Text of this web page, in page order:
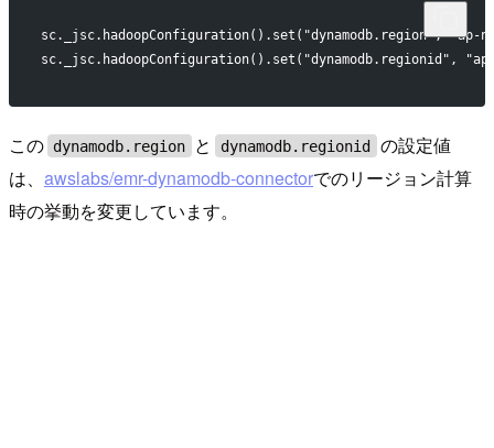
sc._jsc.hadoopConfiguration().set("dynamodb.region", "ap-
sc._jsc.hadoopConfiguration().set("dynamodb.regionid",
この dynamodb.region と dynamodb.regionid の設定値
は、 awslabs/emr-dynamodb-connectorでのリージョン計算
時の挙動を変更しています。